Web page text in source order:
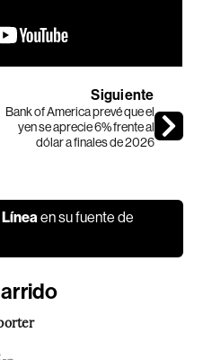
Siguiente
Bank of America prevé que el
yen se aprecie 6% frente al
dólar a finales de 2026
en su fuente de